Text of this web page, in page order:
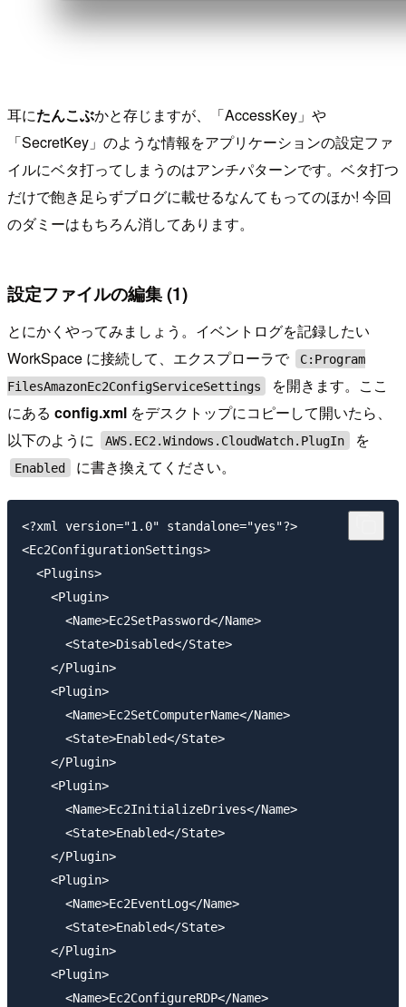
耳にたんこぶかと存じますが、「AccessKey」や
「SecretKey」のような情報をアプリケーションの設定ファ
イルにベタ打ってしまうのはアンチパターンです。ベタ打つ
だけで飽き足らずブログに載せるなんてもってのほか! 今回
のダミーはもちろん消してあります。
設定ファイルの編集 (1)
とにかくやってみましょう。イベントログを記録したい
WorkSpace に接続して、エクスプローラで
C:Program
FilesAmazonEc2ConfigServiceSettings
を開きます。ここ
にある config.xml をデスクトップにコピーして開いたら、
以下のように
AWS.EC2.Windows.CloudWatch.PlugIn を
Enabled に書き換えてください。
<?xml version="1.0" standalone="yes"?>
<Ec2ConfigurationSettings>
  <Plugins>
    <Plugin>
      <Name>Ec2SetPassword</Name>
      <State>Disabled</State>
    </Plugin>
    <Plugin>
      <Name>Ec2SetComputerName</Name>
      <State>Enabled</State>
    </Plugin>
    <Plugin>
      <Name>Ec2InitializeDrives</Name>
      <State>Enabled</State>
    </Plugin>
    <Plugin>
      <Name>Ec2EventLog</Name>
      <State>Enabled</State>
    </Plugin>
    <Plugin>
      <Name>Ec2ConfigureRDP</Name>